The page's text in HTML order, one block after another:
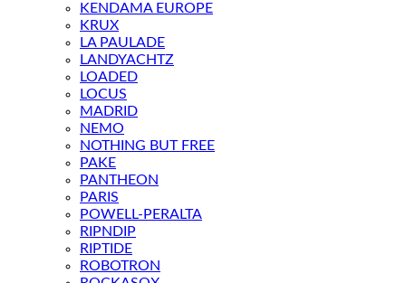
KENDAMA EUROPE
KRUX
LA PAULADE
LANDYACHTZ
LOADED
LOCUS
MADRID
NEMO
NOTHING BUT FREE
PAKE
PANTHEON
PARIS
POWELL-PERALTA
RIPNDIP
RIPTIDE
ROBOTRON